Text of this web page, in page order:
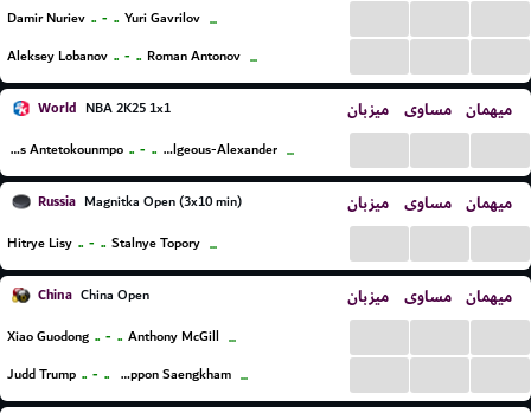
Damir Nuriev .. - .. Yuri Gavrilov ...
Aleksey Lobanov .. - .. Roman Antonov ...
World NBA 2K25 1x1 میزبان مساوی میهمان
Giannis Antetokounmpo .. - .. Shai Gilgeous-Alexander ...
Russia Magnitka Open (3x10 min) میزبان مساوی میهمان
Hitrye Lisy .. - .. Stalnye Topory ...
China China Open میزبان مساوی میهمان
Xiao Guodong .. - .. Anthony McGill ...
Judd Trump .. - .. Noppon Saengkham ...